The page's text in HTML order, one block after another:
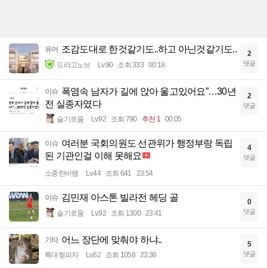
유머 조감도대로 한것같기도..하고 아닌것같기도..
드라고노브 Lv.90 조회 333 00:18
2
댓글
이슈 폭염속 남자가 길에 앉아 울고있어요”…30년
전 실종자였다
슬기로움 Lv.92 조회 790 추천 1 00:05
2
댓글
이슈 여러분 국회의원도 선관위가 행정부랑 독립
된 기관인걸 이해 못해요
소중한바램 Lv.44 조회 641 23:54
4
댓글
이슈 김민재 아스톤 빌라전 헤딩 골
슬기로움 Lv.92 조회 1300 23:41
0
댓글
기타 어느 장단에 맞춰야 하냐..
특대형피자 Lv.62 조회 1058 23:38
5
댓글